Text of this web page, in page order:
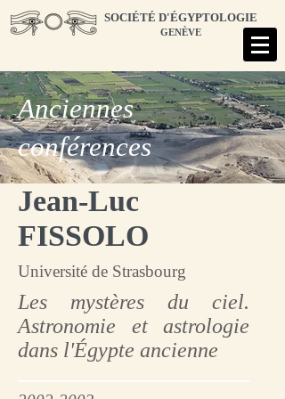
SOCIÉTÉ D'ÉGYPTOLOGIE
GENÈVE
Anciennes
conférences
Jean-Luc
FISSOLO
Université de Strasbourg
Les mystères du ciel.
Astronomie et astrologie
dans l'Égypte ancienne